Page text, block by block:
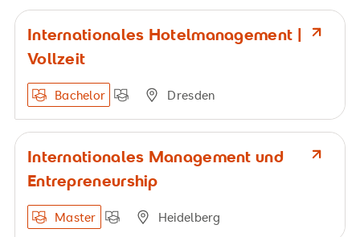
Internationales Hotelmanagement |
Vollzeit
Bachelor Dresden
Internationales Management und
Entrepreneurship
Master Heidelberg